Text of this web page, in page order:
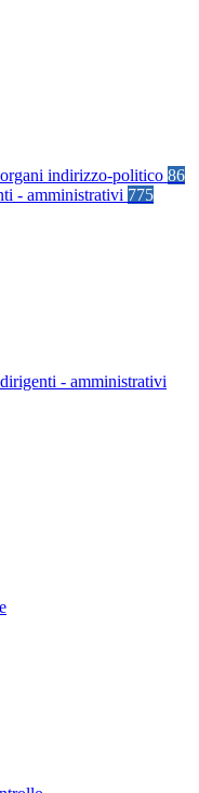
indirizzo-politico 86
- amministrativi 775
- amministrativi